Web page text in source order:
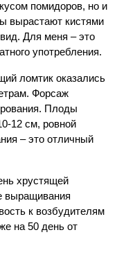
помидоров, но и
вырастают кистями
Для меня – это
употребления.
ломтик оказались
Форсаж
Плоды
12 см, ровной
– это отличный
хрустящей
выращивания
к возбудителям
на 50 день от